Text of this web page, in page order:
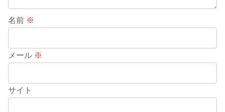
名前 ※
メール ※
サイト